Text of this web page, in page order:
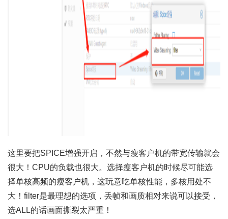
这里要把SPICE增强开启，不然与瘦客户机的带宽传输就会
很大！CPU的负载也很大。选择瘦客户机的时候尽可能选
择单核高频的瘦客户机，这玩意吃单核性能，多核用处不
大！filter是最理想的选项，丢帧和画质相对来说可以接受，
选ALL的话画面撕裂太严重！